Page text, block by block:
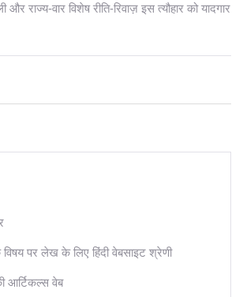
और राज्य‑वार विशेष रीति‑रिवाज़ इस त्यौहार को यादगार
पर लेख के लिए हिंदी वेबसाइट श्रेणी
आर्टिकल्स वेब